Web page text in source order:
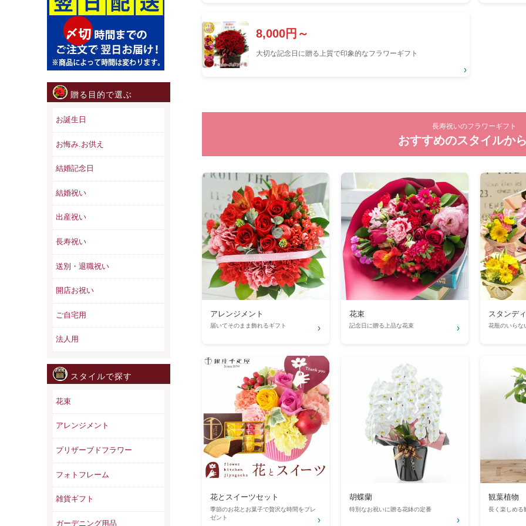
贈る目的で選ぶ
お誕生日
お悔み.お供え
結婚記念日
結婚祝い
出産祝い
長寿祝い
送別・退職祝い
開店お祝い
ご自宅用
法人用
スタイルで探す
花束
アレンジメント
プリザーブドフラワー
フォトフレーム
雑貨ギフト
ガーデニング用品
8,000円～
大切な記念日に贈る上質で印象的なフラワーギフト
›
長寿祝いのフラワーギフト
おすすめのスタイルか
アレンジメント
届いてそのまま飾れるギフト ›
花束
記念日に贈る上品な花束 ›
スタンデ
花瓶のいらな
花とスイーツセット
季節のお花とお菓子で贅沢な時間をプレ
ゼント
›
胡蝶蘭
特別なお祝いに贈る花鉢の定番
›
観葉植物
長く楽しめる